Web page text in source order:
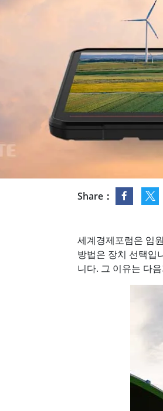
차량 탑재형 컴퓨
Windows 차량 탑재
안드로이드 차량 탑
차량 탑재 컴퓨터용
견고한 로봇 컨
엣지 AI 모빌리티
로봇 컨트롤러
Share：
세계경제포럼은 임
방법은 장치 선택입
니다. 그 이유는 다